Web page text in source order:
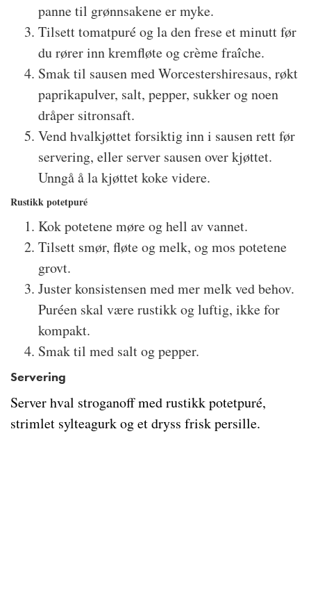
panne til grønnsakene er myke.
Tilsett tomatpuré og la den frese et minutt før
du rører inn kremfløte og crème fraîche.
Smak til sausen med Worcestershiresaus, røkt
paprikapulver, salt, pepper, sukker og noen
dråper sitronsaft.
Vend hvalkjøttet forsiktig inn i sausen rett før
servering, eller server sausen over kjøttet.
Unngå å la kjøttet koke videre.
Rustikk potetpuré
Kok potetene møre og hell av vannet.
Tilsett smør, fløte og melk, og mos potetene
grovt.
Juster konsistensen med mer melk ved behov.
Puréen skal være rustikk og luftig, ikke for
kompakt.
Smak til med salt og pepper.
Servering
Server hval stroganoff med rustikk potetpuré,
strimlet sylteagurk og et dryss frisk persille.